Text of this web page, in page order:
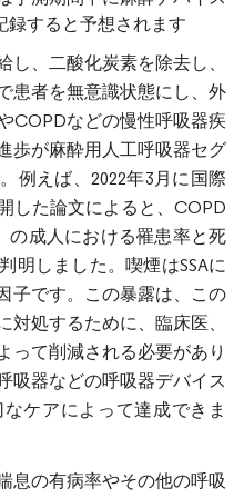
録すると予想されます
、二酸化炭素を除去し、
患者を無意識状態にし、外
COPDなどの慢性呼吸器疾
歩が麻酔用人工呼吸器セグ
例えば、2022年3月に国際
した論文によると、COPD
の成人における罹患率と死
明しました。喫煙はSSAに
子です。この暴露は、この
処するために、臨床医、
って削減される必要があり
吸器などの呼吸器デバイス
ケアによって達成できま
息の有病率やその他の呼吸